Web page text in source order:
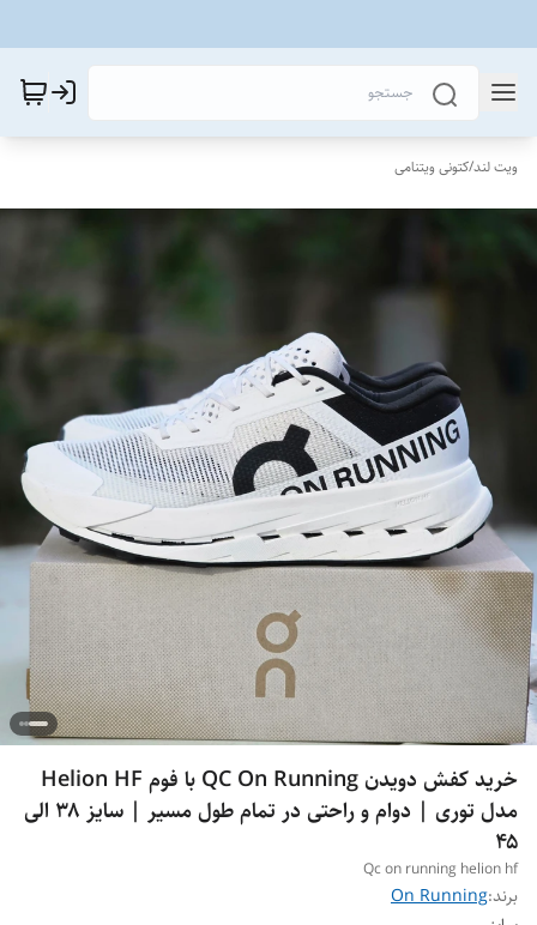
ویت لند/کتونی ویتنامی
خرید کفش دویدن QC On Running با فوم Helion HF
مدل توری | دوام و راحتی در تمام طول مسیر | سایز ۳۸ الی
۴۵
Qc on running helion hf
برند:On Running